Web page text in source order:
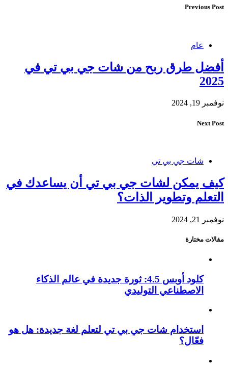
Previous Post
عام
أفضل طرق ربح من شات جي بي تي في
2025
نوفمبر 19, 2024
Next Post
شات جي بي تي
كيف يمكن لشات جي بي تي أن يساعدك في
التعلم وتطوير الذات؟
نوفمبر 21, 2024
مقالات مختارة
كلود أوبس 4.5: ثورة جديدة في عالم الذكاء
الاصطناعي التوليدي
استخدام شات جي بي تي لتعلم لغة جديدة: هل هو
فعّال؟